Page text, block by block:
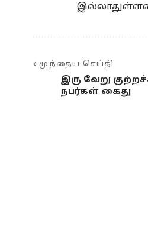
முந்தைய செய்தி
இரு வேறு
நபர்கள் கைது